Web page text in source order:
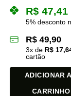
R$ 47,41
5% desconto
R$ 49,90
3x de R$
cartão
ADICIONAR
CARRINHO